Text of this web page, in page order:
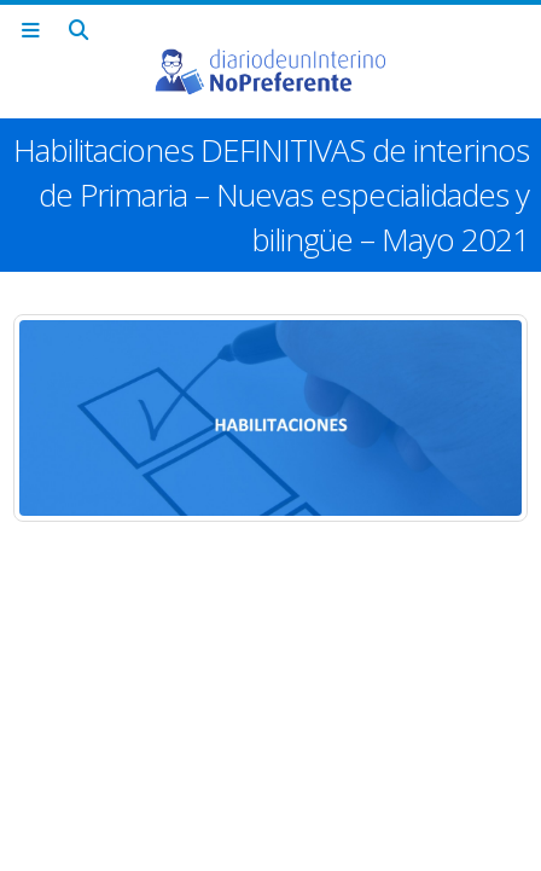
Habilitaciones DEFINITIVAS de interinos
de Primaria – Nuevas especialidades y
bilingüe – Mayo 2021